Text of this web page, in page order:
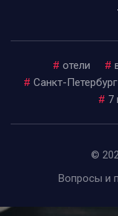
# отели #
# Санкт-Петербург
# 7
©
Вопросы и